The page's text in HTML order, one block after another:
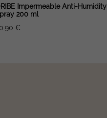
Impermeable Anti-Humidity
200 ml
€